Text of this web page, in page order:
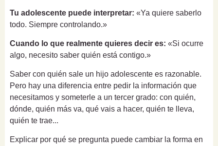
Tu adolescente puede interpretar: «Ya quiere saberlo
todo. Siempre controlando.»
Cuando lo que realmente quieres decir es: «Si ocurre
algo, necesito saber quién está contigo.»
Saber con quién sale un hijo adolescente es razonable.
Pero hay una diferencia entre pedir la información que
necesitamos y someterle a un tercer grado: con quién,
dónde, quién más va, qué vais a hacer, quién te lleva,
quién te trae...
Explicar por qué se pregunta puede cambiar la forma en